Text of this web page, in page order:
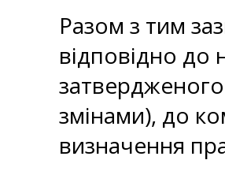
Разом з тим
відповідно
затвердженого
змінами), до
визначення